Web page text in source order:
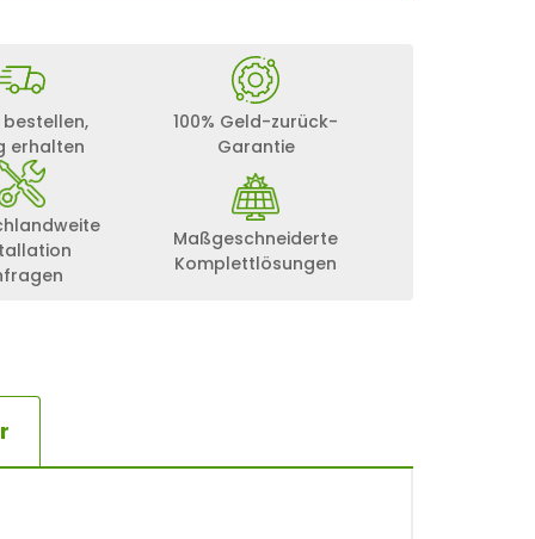
erhalten
100% Geld-zurück-
Garantie
Maßgeschneiderte
Komplettlösungen